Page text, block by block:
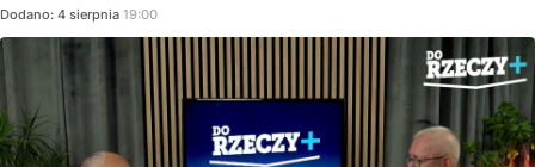
Dodano: 4 sierpnia 19:00